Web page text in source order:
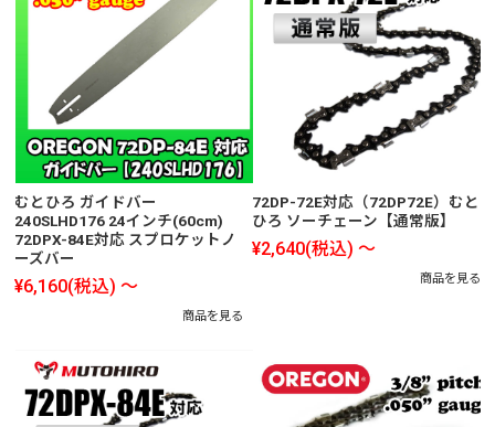
むとひろ ガイドバー
240SLHD176 24インチ(60cm)
72DPX-84E対応 スプロケットノ
ーズバー
¥6,160(税込) ～
商品を見る
72DP-72E対応（72DP72E）むと
ひろ ソーチェーン【通常版】
¥2,640(税込) ～
商品を見る